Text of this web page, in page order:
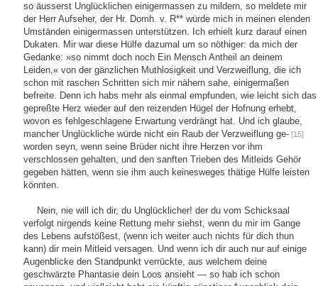
so äusserst Unglücklichen einigermassen zu mildern, so meldete mir
der Herr Aufseher, der Hr. Domh. v. R** würde mich in meinen elenden
Umständen einigermassen unterstützen. Ich erhielt kurz darauf einen
Dukaten. Mir war diese Hülfe dazumal um so nöthiger: da mich der
Gedanke: »so nimmt doch noch Ein Mensch Antheil an deinem
Leiden,« von der gänzlichen Muthlosigkeit und Verzweiflung, die ich
schon mit raschen Schritten sich mir nähern sahe, einigermaßen
befreite. Denn ich habs mehr als einmal empfunden, wie leicht sich das
gepreßte Herz wieder auf den reizenden Hügel der Hofnung erhebt,
wovon es fehlgeschlagene Erwartung verdrängt hat. Und ich glaube,
mancher Unglückliche würde nicht ein Raub der Verzweiflung ge- [15]
worden seyn, wenn seine Brüder nicht ihre Herzen vor ihm
verschlossen gehalten, und den sanften Trieben des Mitleids Gehör
gegeben hätten, wenn sie ihm auch keinesweges thätige Hülfe leisten
könnten.
Nein, nie will ich dir, du Unglücklicher! der du vom Schicksaal
verfolgt nirgends keine Rettung mehr siehst, wenn du mir im Gange
des Lebens aufstößest, (wenn ich weiter auch nichts für dich thun
kann) dir mein Mitleid versagen. Und wenn ich dir auch nur auf einige
Augenblicke den Standpunkt verrückte, aus welchem deine
geschwärzte Phantasie dein Loos ansieht — so hab ich schon